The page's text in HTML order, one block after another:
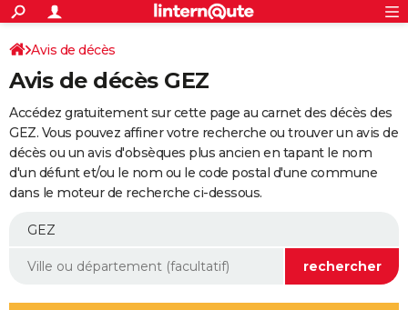
ACTUALITÉS
Politique
Société
Faits Divers
Education
Monde
Villes
+
SPORT
Coupe du monde 2026
Football
Tennis
Cyclisme
Rugby
Forum
Programme TV
TNT
Streaming
Cinéma
Sorties cinéma
Musique
+
FINANCE
Retraite
Impôts
Epargne
Immobilier
Risques naturels par ville
Banque
Assurance
Crédit
AUTO
Essais
Réserver un essai
Citadines
Berlines
SUV
Forum auto
+
Mobiles
Meilleur smartphone
Internet
Ordinateurs
Jeux vidéo
Guide high-tech
Aménagement intérieur
Avis de décès
Avis de décès GEZ
Accédez gratuitement sur cette page au carnet des décès des
GEZ. Vous pouvez affiner votre recherche ou trouver un avis de
décès ou un avis d'obsèques plus ancien en tapant le nom
d'un défunt et/ou le nom ou le code postal d'une commune
dans le moteur de recherche ci-dessous.